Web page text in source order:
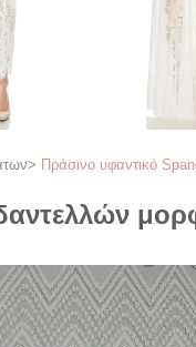
> Πράσινο υφαντικό